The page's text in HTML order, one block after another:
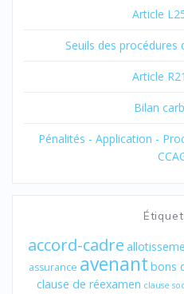
Article
Seuils des procédures
Article
Bilan
Pénalités - Application -
accord-cadre
assurance avenant bons
clause de réexamen clause